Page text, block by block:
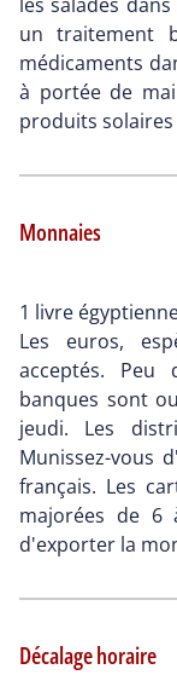
les salades
un traitement
médicaments
à portée de
produits solaires
Monnaies
1 livre
Les euros,
acceptés. Peu
banques sont
jeudi. Les
Munissez-vous
français. Les
majorées de
d'exporter la
Décalage horaire